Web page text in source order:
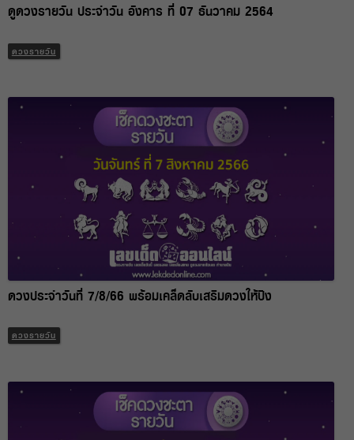
ดูดวงรายวัน ประจำวัน อังคาร ที่ 07 ธันวาคม 2564
ดวงรายวัน
ดวงประจำวันที่ 7/8/66 พร้อมเคล็ดลับเสริมดวงให้ปัง
ดวงรายวัน